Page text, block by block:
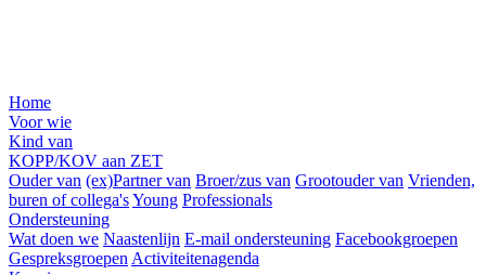
Home
Voor wie
Kind van
KOPP/KOV aan ZET
Ouder van (ex)Partner van Broer/zus van Grootouder van Vrienden,
buren of collega'sYoung Professionals
Ondersteuning
Wat doen we Naastenlijn E-mail ondersteuning Facebookgroepen
Gespreksgroepen Activiteitenagenda